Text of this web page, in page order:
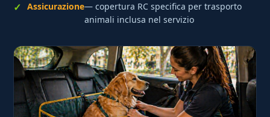
Assicurazione— copertura RC specifica per trasporto
animali inclusa nel servizio